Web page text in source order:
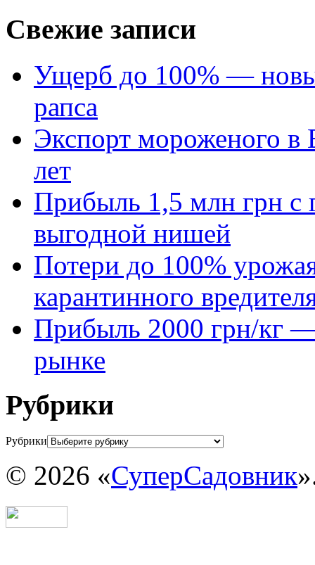
Свежие записи
Ущерб до 100% —
рапса
Экспорт мороженого в
лет
Прибыль 1,5 млн грн с
выгодной нишей
Потери до 100%
карантинного
Прибыль 2000 грн/кг —
рынке
Рубрики
Рубрики
© 2026 «СуперСадовник